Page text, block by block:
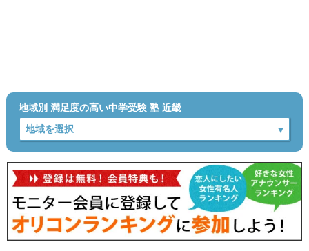
地域別 満足度の高い中学受験 塾 近畿